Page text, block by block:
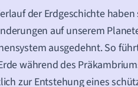
der Erdgeschichte
auf unserem
ausgedehnt. So
während des
zur Entstehung eines